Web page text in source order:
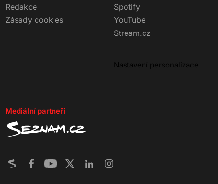
Redakce
Zásady cookies
Spotify
YouTube
Stream.cz
Nastavení personalizace
Mediální partneři